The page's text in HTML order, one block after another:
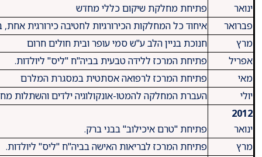
ינואר
פתיחת מחלקת שיקום כללי מחדש
פברואר
איחוד כל המחלקות הכירורגיות לחטיבה כירורגית אחת,
מרץ
חנוכת בניין הלב ע"ש סמי עופר ובית חולים חרום
אפריל
פתיחת המרכז ללידה טבעית בביה"ח "ליס" ליולדות.
מאי
פתיחת המרכז לרפואה אסתטית במסגרת המלרם
יולי
העברת המחלקה להמטו-אונקולוגיה ילדים והשתלות
2012
ינואר
פתיחת "טרם איכילוב" בבני ברק.
מרץ
פתיחת המרכז לבריאות האישה בביה"ח "ליס" ליולדות.